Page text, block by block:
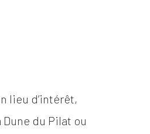
lieu d’intérêt,
du Pilat ou